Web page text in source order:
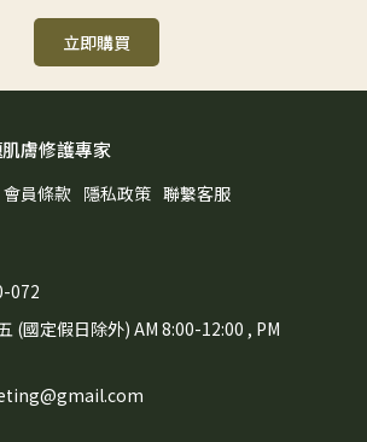
立即購買
膚修護專家
會員條款 隱私政策 聯繫客服
072
(國定假日除外) AM 8:00-12:00 , PM